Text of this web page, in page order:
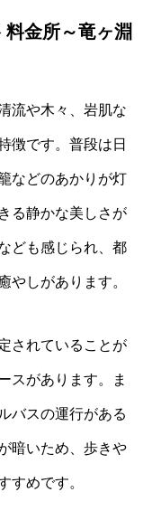
金所～竜ヶ淵
流や木々、岩肌な
徴です。普段は日
などのあかりが灯
る静かな美しさが
ども感じられ、都
やしがあります。
されていることが
スがあります。ま
バスの運行がある
暗いため、歩きや
すめです。